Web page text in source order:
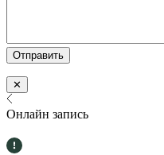
✕
Онлайн запись